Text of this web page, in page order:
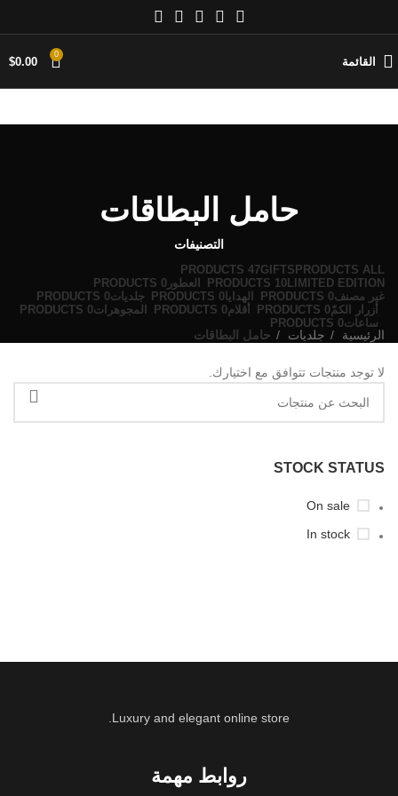
القائمة
0
$0.00
حامل البطاقات
التصنيفات
ALL
PRODUCTS
GIFTS
47 PRODUCTS
LIMITED EDITION
10 PRODUCTS العطور 0 PRODUCTS
غير مصنف0 PRODUCTS الهدايا0 PRODUCTS جلديات0 PRODUCTS
أزرار الكمّ0 PRODUCTS أقلام0 PRODUCTS المجوهرات0 PRODUCTS
ساعات0 PRODUCTS
STOCK STATUS
On sale
In stock
الرئيسية جلديات حامل البطاقات
لا توجد منتجات تتوافق مع اختيارك.
Luxury and elegant online store.
روابط مهمة